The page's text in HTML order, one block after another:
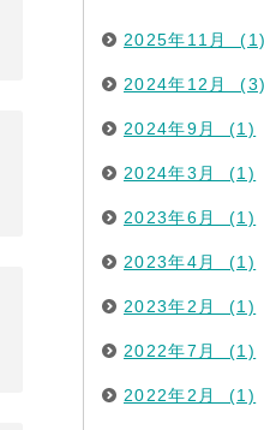
2025年11月 (1)
2024年12月 (3)
2024年9月 (1)
2024年3月 (1)
2023年6月 (1)
2023年4月 (1)
2023年2月 (1)
2022年7月 (1)
2022年2月 (1)